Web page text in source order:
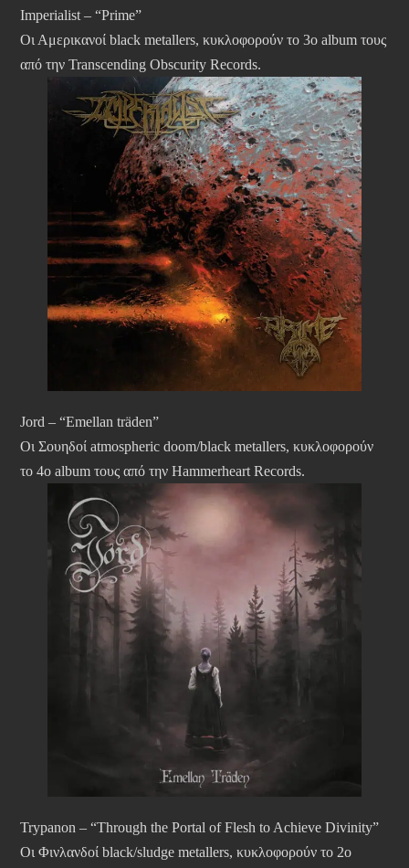
Imperialist – “Prime”
Οι Αμερικανοί black metallers, κυκλοφορούν το 3ο album τους
από την Transcending Obscurity Records.
Jord – “Emellan träden”
Οι Σουηδοί atmospheric doom/black metallers, κυκλοφορούν
το 4ο album τους από την Hammerheart Records.
Trypanon – “Through the Portal of Flesh to Achieve Divinity”
Οι Φινλανδοί black/sludge metallers, κυκλοφορούν το 2ο